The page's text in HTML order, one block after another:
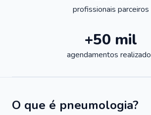
profissionais parceiros
+50 mil
agendamentos
O que é pneumologia?